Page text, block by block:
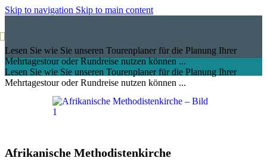
Skip to navigation Skip to main content
Lesen Sie wie Sie unseren Tourenplaner für die Planung Ihrer
Mehrtagestour oder Rundreise nutzen können ...
Lesen Sie wie Sie unseren Tourenplaner für die Planung Ihrer
Mehrtagestour oder Rundreise nutzen können ...
Afrikanische Methodistenkirche